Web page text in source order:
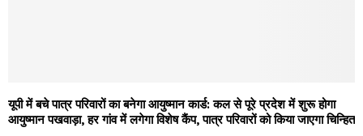
यूपी में बचे पात्र परिवारों का बनेगा आयुष्मान कार्ड: कल से पूरे प्रदेश में शुरू होगा
आयुष्मान पखवाड़ा, हर गांव में लगेगा विशेष कैंप, पात्र परिवारों को किया जाएगा चिन्हित